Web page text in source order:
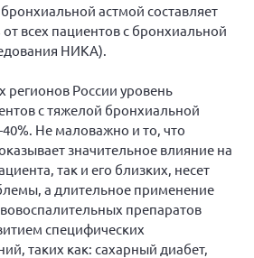
2023
2022
2021
2020
астмой составляет
всех пациентов с бронхиальной
НИКА).
России уровень
с тяжелой бронхиальной
40%. Не маловажно и то, что
значительное влияние на
так и его близких, несет
а длительное применение
препаратов
специфических
таких как: сахарный диабет,